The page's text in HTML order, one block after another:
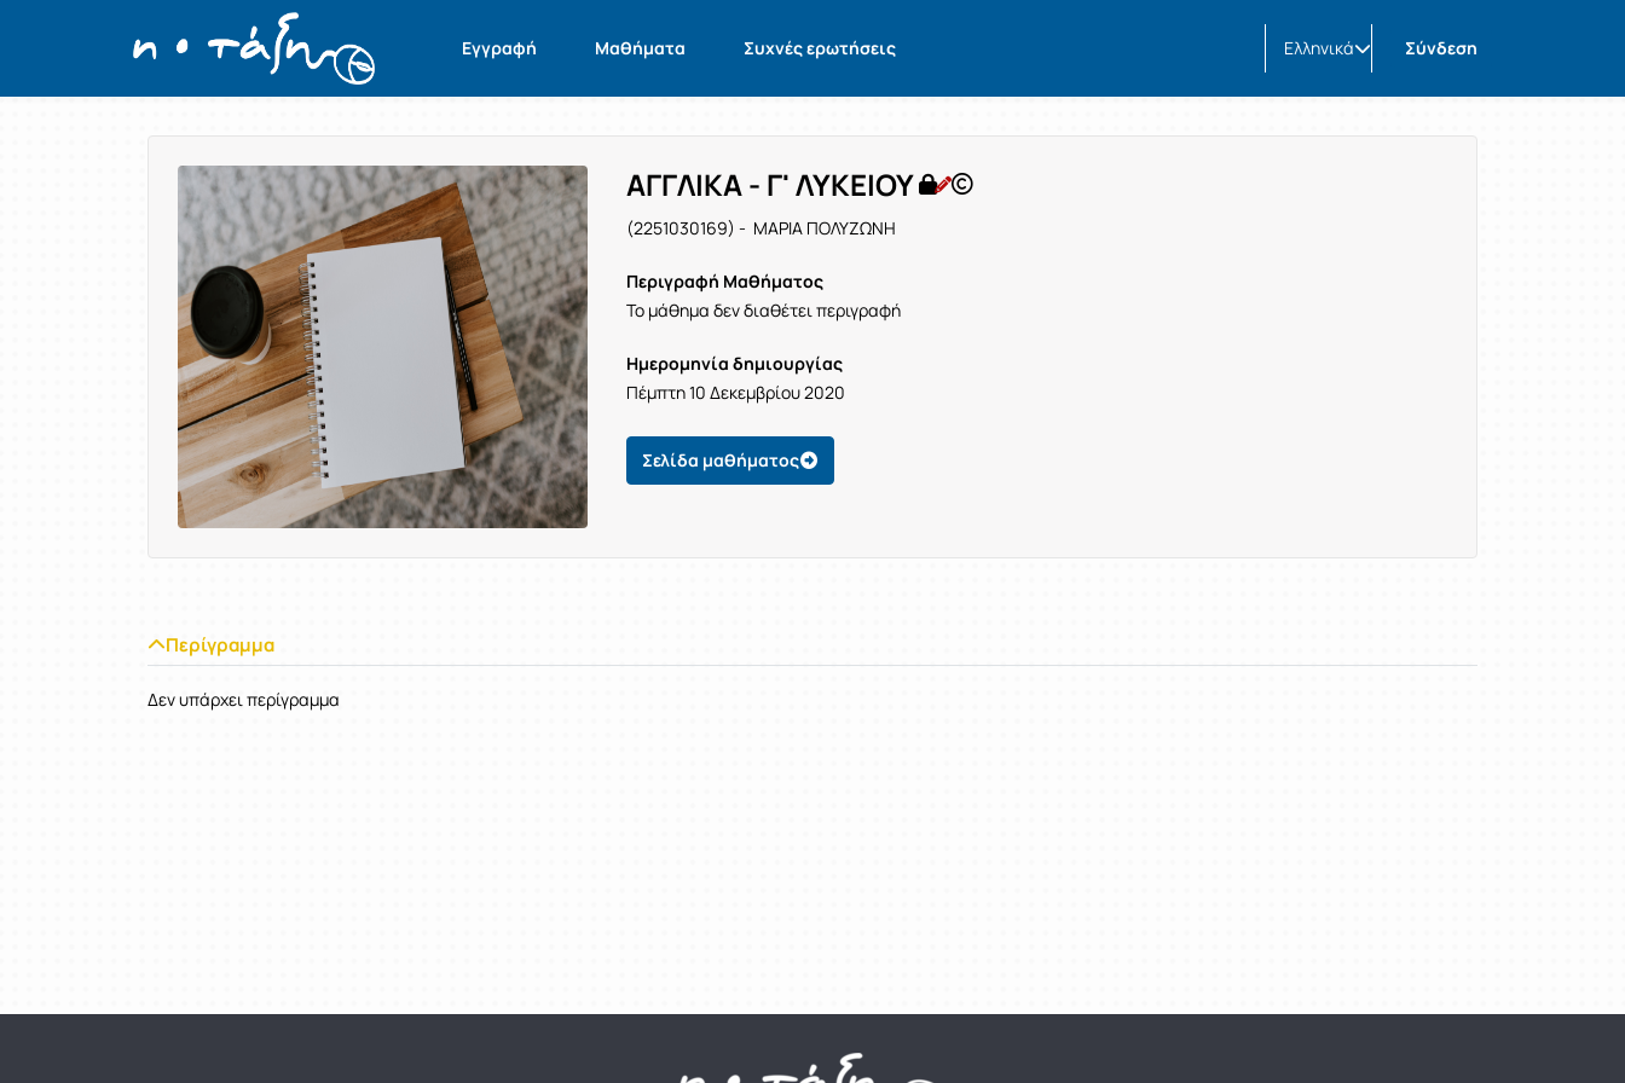
Εγγραφή Μαθήματα Συχνές ερωτήσεις Ελληνικά Σύνδεση
Παρουσίαση/Προβολή
ΑΓΓΛΙΚΑ - Γ' ΛΥΚΕΙΟΥ
(2251030169) - ΜΑΡΙΑ ΠΟΛΥΖΩΝΗ
Περιγραφή Μαθήματος
Το μάθημα δεν διαθέτει περιγραφή
Ημερομηνία δημιουργίας
Πέμπτη 10 Δεκεμβρίου 2020
Σελίδα μαθήματος
Περίγραμμα
Δεν υπάρχει περίγραμμα